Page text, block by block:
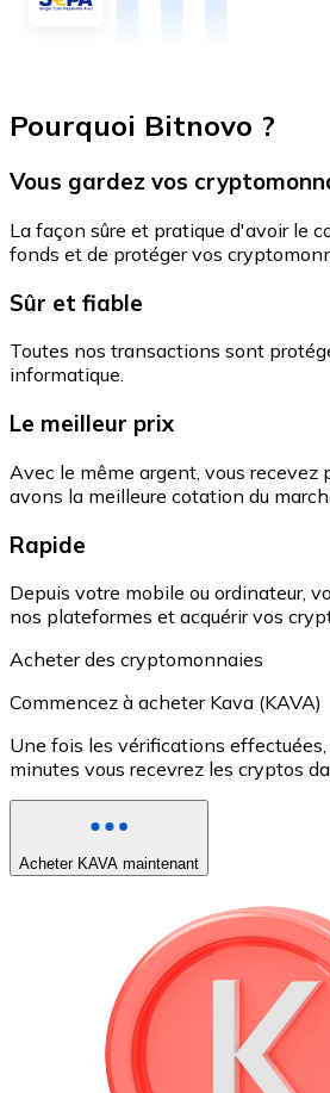
Pourquoi Bitnovo ?
Vous gardez vos
La façon sûre et pratique d'avoir le
fonds et de protéger vos
Sûr et fiable
Toutes nos transactions sont
informatique.
Le meilleur prix
Avec le même argent, vous recevez
avons la meilleure cotation du
Rapide
Depuis votre mobile ou ordinateur,
nos plateformes et acquérir vos
Acheter des cryptomonnaies
Commencez à acheter Kava (KAVA)
Une fois les vérifications
minutes vous recevrez les cryptos
Acheter KAVA maintenant